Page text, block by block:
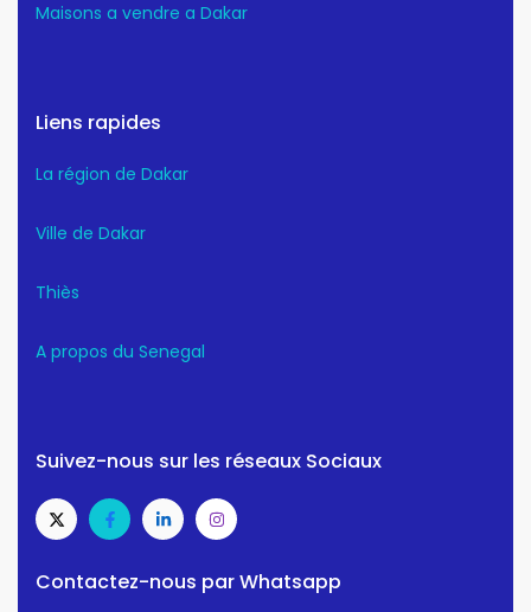
Maisons a vendre a Dakar
Liens rapides
La région de Dakar
Ville de Dakar
Thiès
A propos du Senegal
Suivez-nous sur les réseaux Sociaux
Contactez-nous par Whatsapp